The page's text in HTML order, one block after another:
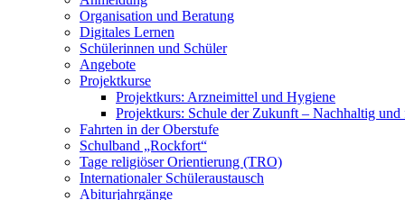
Organisation und Beratung
Digitales Lernen
Schülerinnen und Schüler
Angebote
Projektkurse
Projektkurs: Arzneimittel und Hygiene
Projektkurs: Schule der Zukunft – Nachhaltig und
Fahrten in der Oberstufe
Schulband „Rockfort“
Tage religiöser Orientierung (TRO)
Internationaler Schüleraustausch
Abiturjahrgänge